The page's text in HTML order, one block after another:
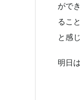
がで
るこ
と感
明日